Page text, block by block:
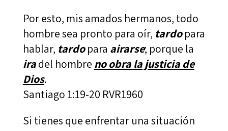
Por esto, mis amados hermanos, todo
hombre sea pronto para oír, tardopara
hablar, tardopara airarse; porque la
iradel hombre no obra la justicia de
Dios.
Santiago 1:19‭-‬20 RVR1960
Si tienes que enfrentar una situación